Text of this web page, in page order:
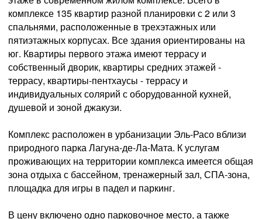
комплексе 135 квартир разной планировки с 2 или 3
спальнями, расположенные в трехэтажных или
пятиэтажных корпусах. Все здания ориентированы на
юг. Квартиры первого этажа имеют террасу и
собственный дворик, квартиры средних этажей -
террасу, квартиры-пентхаусы - террасу и
индивидуальных солярий с оборудованной кухней,
душевой и зоной джакузи.
Комплекс расположен в урбанизации Эль-Расо вблизи
природного парка Лагуна-де-Ла-Мата. К услугам
проживающих на территории комплекса имеется общая
зона отдыха с бассейном, тренажерный зал, СПА-зона,
площадка для игры в падел и паркинг.
В цену включено одно парковочное место, а также